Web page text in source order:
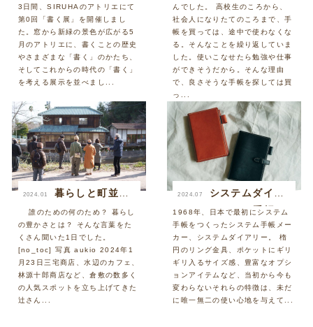
た。── 第0回「書く
展」レポート
3日間、SIRUHAのアトリエにて
第0回「書く展」を開催しまし
た。窓から新緑の景色が広がる5
月のアトリエに、書くことの歴史
やさまざまな「書く」のかたち、
そしてこれからの時代の「書く」
を考える展示を並べまし...
んでした。 高校生のころから、
社会人になりたてのころまで、手
帳を買っては、途中で使わなくな
る。そんなことを繰り返していま
した。使いこなせたら勉強や仕事
ができそうだから。そんな理由
で、良さそうな手帳を探しては買
っ...
2024.01
暮らしと町並
み。
誰のための何のため？ 暮らし
の豊かさとは？ そんな言葉をた
くさん聞いた1日でした。
[no_toc] 写真 aukio 2024年1
月23日三宅商店、水辺のカフェ、
林源十郎商店など、倉敷の数多く
の人気スポットを立ち上げてきた
辻さん...
2024.07
システムダイア
リーのシステム手帳
1968年、日本で最初にシステム
手帳をつくったシステム手帳メー
カー、システムダイアリー。 楕
円のリング金具、ポケットにギリ
ギリ入るサイズ感、豊富なオプシ
ョンアイテムなど、当初から今も
変わらないそれらの特徴は、未だ
に唯一無二の使い心地を与えて...